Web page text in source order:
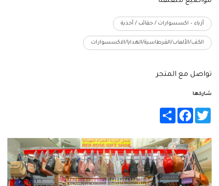
أزياء – اكسسوارات / حقائب / أحذية
الكتب/الألعاب/القرطاسية/الهدايا/الاكسسوارات
تواصل مع المتجر
شاركها
ShareFacebookTwitter